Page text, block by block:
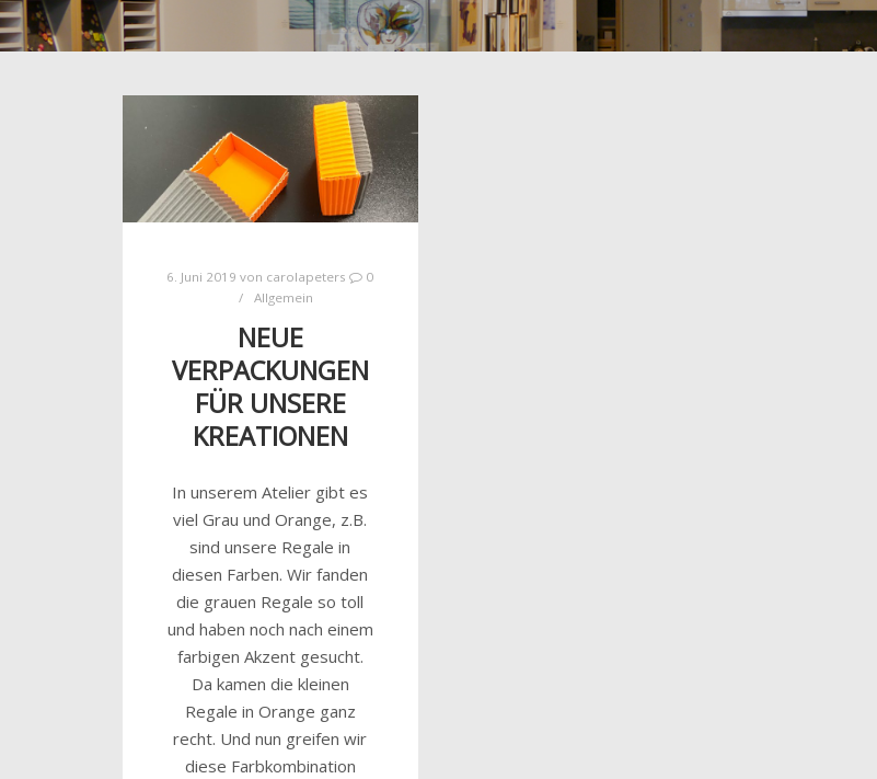
6. Juni 2019 von carolapeters
0
Allgemein
NEUE
VERPACKUNGEN
FÜR UNSERE
KREATIONEN
In unserem Atelier gibt es
viel Grau und Orange, z.B.
sind unsere Regale in
diesen Farben. Wir fanden
die grauen Regale so toll
und haben noch nach einem
farbigen Akzent gesucht.
Da kamen die kleinen
Regale in Orange ganz
recht. Und nun greifen wir
diese Farbkombination